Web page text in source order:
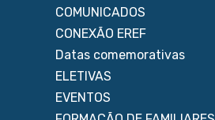
COMUNICADOS
CONEXÃO EREF
Datas comemorativas
ELETIVAS
EVENTOS